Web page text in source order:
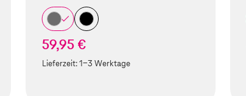
59,95 €
Lieferzeit:1-3 Werktage